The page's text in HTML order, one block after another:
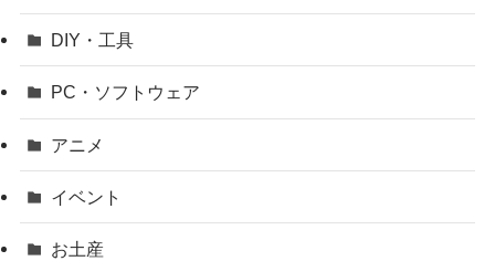
DIY・工具
PC・ソフトウェア
アニメ
イベント
お土産